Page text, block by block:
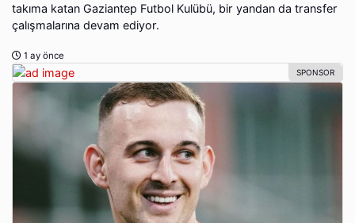
takıma katan Gaziantep Futbol Kulübü, bir yandan da transfer
çalışmalarına devam ediyor.
1 ay önce